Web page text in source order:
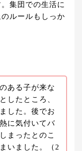
集団での生活に
ルールもしっか
ある子が来な
したところ、
した。後でお
に気付いてバ
まったとのこ
いました。（2